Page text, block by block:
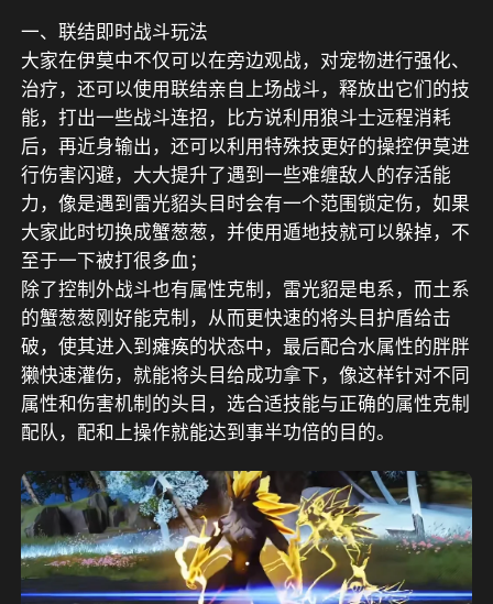
一、联结即时战斗玩法
大家在伊莫中不仅可以在旁边观战，对宠物进行强化、
治疗，还可以使用联结亲自上场战斗，释放出它们的技
能，打出一些战斗连招，比方说利用狼斗士远程消耗
后，再近身输出，还可以利用特殊技更好的操控伊莫进
行伤害闪避，大大提升了遇到一些难缠敌人的存活能
力，像是遇到雷光貂头目时会有一个范围锁定伤，如果
大家此时切换成蟹葱葱，并使用遁地技就可以躲掉，不
至于一下被打很多血；
除了控制外战斗也有属性克制，雷光貂是电系，而土系
的蟹葱葱刚好能克制，从而更快速的将头目护盾给击
破，使其进入到瘫痪的状态中，最后配合水属性的胖胖
獭快速灌伤，就能将头目给成功拿下，像这样针对不同
属性和伤害机制的头目，选合适技能与正确的属性克制
配队，配和上操作就能达到事半功倍的目的。